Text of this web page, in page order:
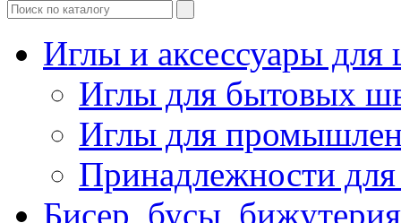
Иглы и аксессуары
Иглы для бытовых
Иглы для
Принадлежности
Бисер, бусы, бижутерия